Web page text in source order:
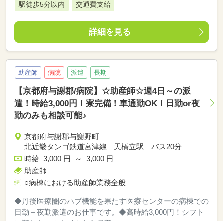
駅徒歩5分以内 交通費支給
詳細を見る
助産師 病院 派遣 長期
【京都府与謝郡/病院】☆助産師☆週4日～の派
遣！時給3,000円！寮完備！車通勤OK！日勤or夜
勤のみも相談可能♪
京都府与謝郡与謝野町
北近畿タンゴ鉄道宮津線 天橋立駅 バス20分
時給 3,000 円 ～ 3,000 円
助産師
○病棟における助産師業務全般
◆丹後医療圏のハブ機能を果たす医療センターの病棟での
日勤＋夜勤派遣のお仕事です。◆高時給3,000円！シフト